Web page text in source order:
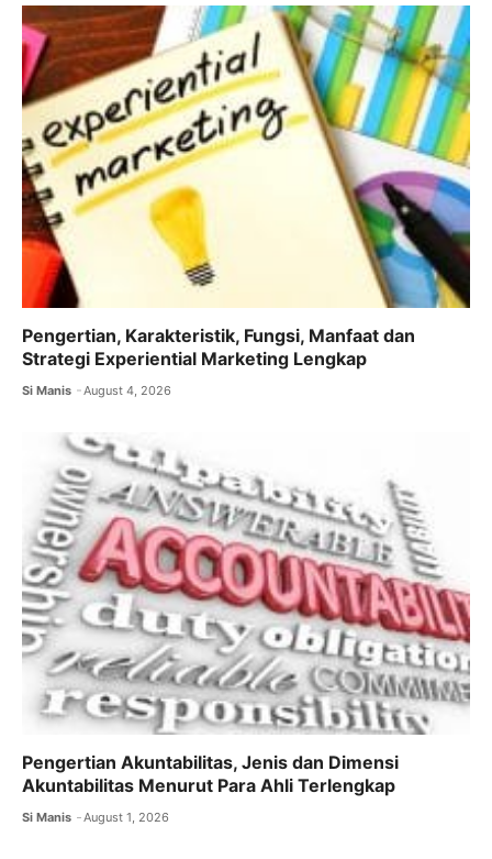
Pengertian, Karakteristik, Fungsi, Manfaat dan
Strategi Experiential Marketing Lengkap
Si Manis August 4, 2026
Pengertian Akuntabilitas, Jenis dan Dimensi
Akuntabilitas Menurut Para Ahli Terlengkap
Si Manis August 1, 2026